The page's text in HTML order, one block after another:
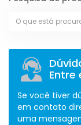
Entre
Se você tiver
em contato
uma